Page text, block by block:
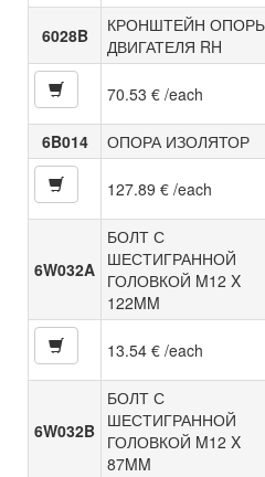
6028B
КРОНШТЕЙН
ДВИГАТЕЛЯ RH
70.53 € /each
6B014 ОПОРА ИЗОЛЯТОР
127.89 € /each
6W032A
БОЛТ С
ШЕСТИГРАННОЙ
ГОЛОВКОЙ M12 X
122MM
13.54 € /each
6W032B
БОЛТ С
ШЕСТИГРАННОЙ
ГОЛОВКОЙ M12 X
87MM